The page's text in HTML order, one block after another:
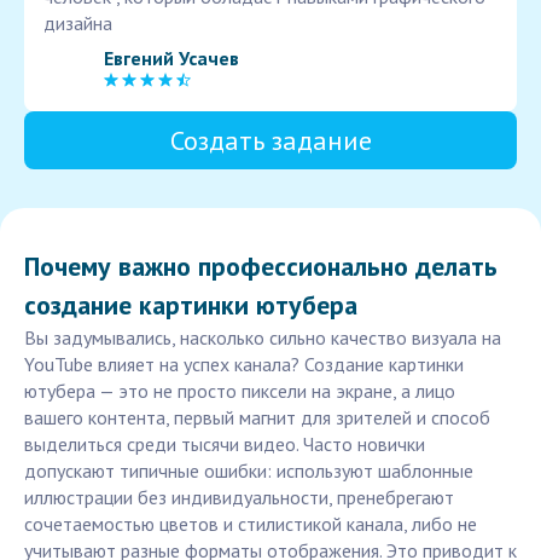
дизайна
Евгений Усачев
Создать задание
Почему важно профессионально делать
создание картинки ютубера
Вы задумывались, насколько сильно качество визуала на
YouTube влияет на успех канала? Создание картинки
ютубера — это не просто пиксели на экране, а лицо
вашего контента, первый магнит для зрителей и способ
выделиться среди тысячи видео. Часто новички
допускают типичные ошибки: используют шаблонные
иллюстрации без индивидуальности, пренебрегают
сочетаемостью цветов и стилистикой канала, либо не
учитывают разные форматы отображения. Это приводит к